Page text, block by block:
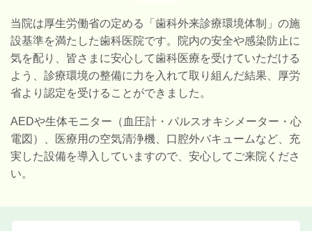
当院は厚生労働省の定める「歯科外来診療環境体制」の施
設基準を満たした歯科医院です。院内の安全や感染防止に
気を配り、皆さまに安心して歯科医療を受けていただける
よう、診療環境の整備に力を入れて取り組んだ結果、厚労
省より認定を受けることができました。
AEDや生体モニター（血圧計・パルスオキシメーター・心
電図）、医療用の空気清浄機、口腔外バキュームなど、充
実した設備を導入していますので、安心してご来院くださ
い。